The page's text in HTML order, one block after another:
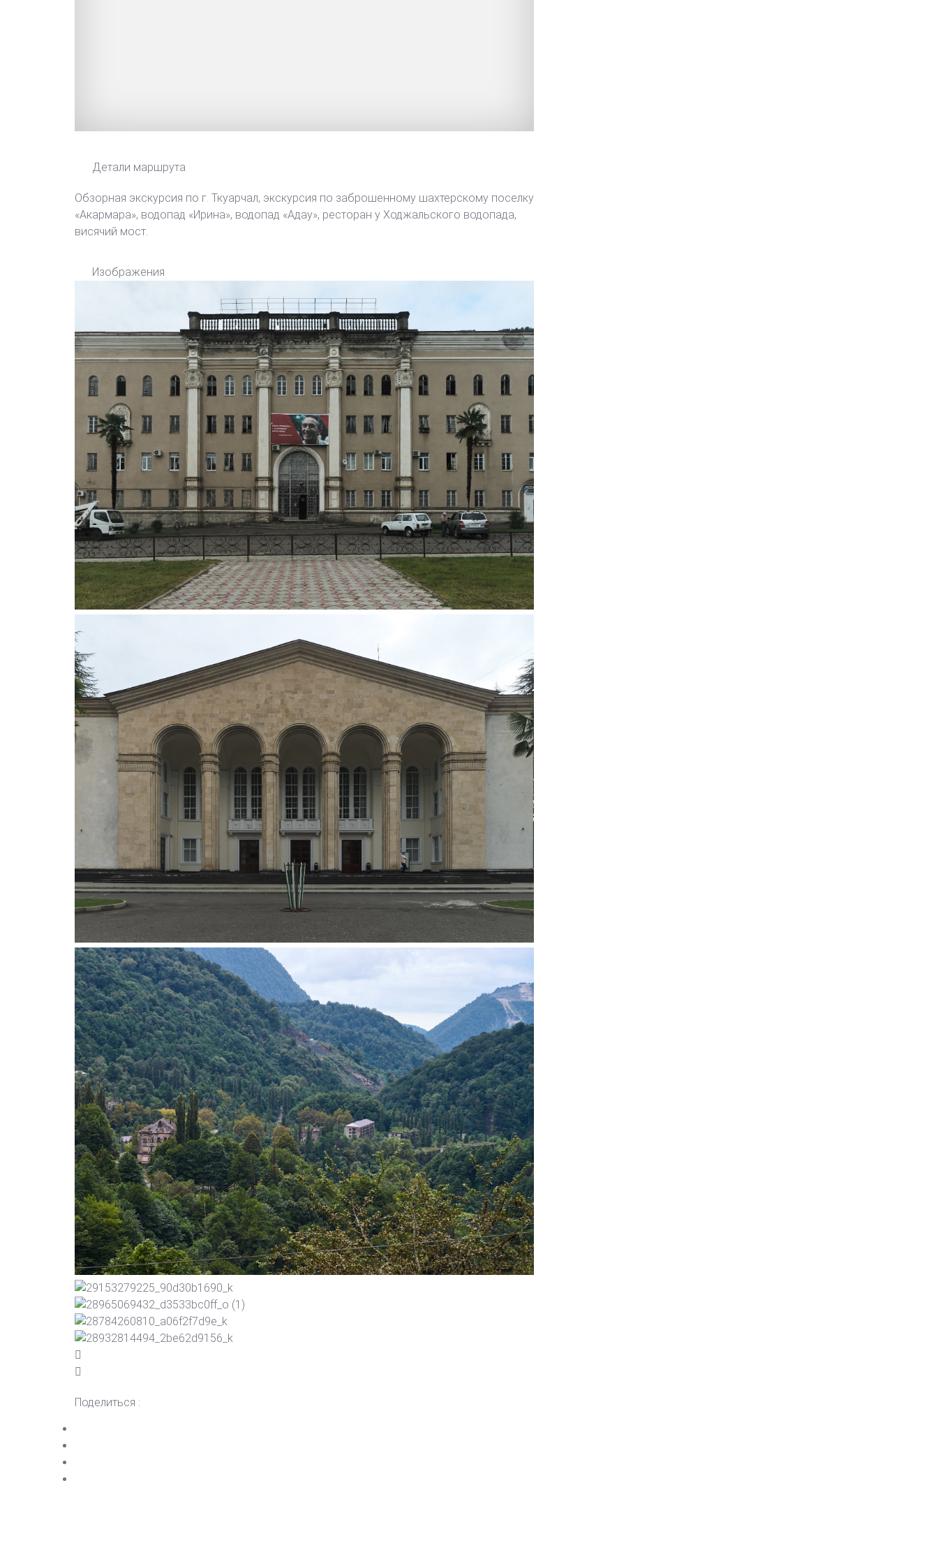
Детали маршрута
Обзорная экскурсия по г. Ткуарчал, экскурсия по заброшенному шахтерскому поселку
«Акармара», водопад «Ирина», водопад «Адау», ресторан у Ходжальского водопада,
висячий мост.
Изображения
Поделиться :